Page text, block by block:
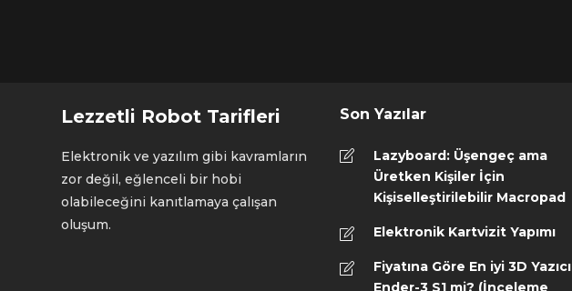
Lezzetli Robot Tarifleri
Elektronik ve yazılım gibi kavramların
zor değil, eğlenceli bir hobi
olabileceğini kanıtlamaya çalışan
oluşum.
Son Yazılar
Lazyboard: Üşengeç ama
Üretken Kişiler İçin
Kişiselleştirilebilir Macropad
Elektronik Kartvizit Yapımı
Fiyatına Göre En iyi 3D Yazıcı
Ender-3 S1 mi? (İnceleme